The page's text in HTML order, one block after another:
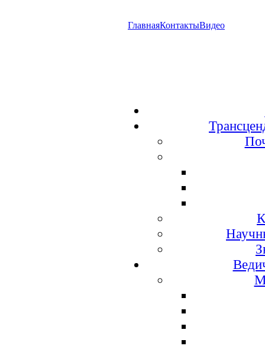
ГлавнаяКонтактыВидео